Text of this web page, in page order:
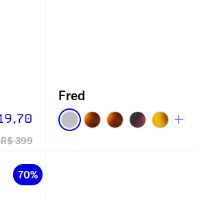
R$ 399
Fred
70%